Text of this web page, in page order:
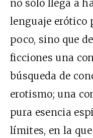
no sólo llega a
lenguaje erótico
poco, sino que
ficciones una
búsqueda de
erotismo; una
pura esencia
límites, en la